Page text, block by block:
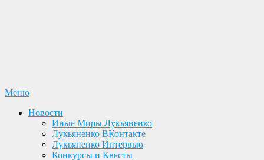
Перейти
содержимому
Меню
Новости
Иные Миры Лукьяненко
Лукьяненко ВКонтакте
Лукьяненко Интервью
Конкурсы и Квесты